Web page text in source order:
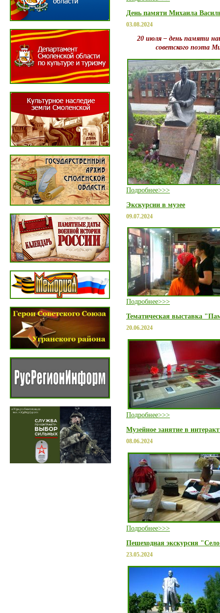
День памяти Михаила
03.08.2024
20 июля – день памяти
советского поэта
Подробнее>>>
Экскурсии в музее
09.07.2024
Подробнее>>>
Тематическая выставка
20.06.2024
Подробнее>>>
Музейное занятие в
08.06.2024
Подробнее>>>
Пешеходная экскурсия
23.05.2024